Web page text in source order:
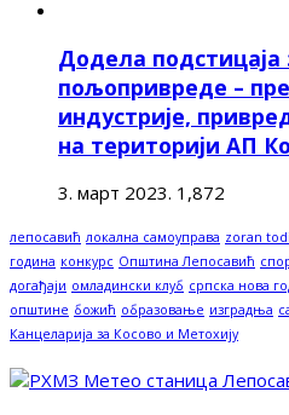
Додела подстицаја
пољопривреде –
индустрије,
на територији АП
3. март 2023. 1,872
лепосавић локална самоуправа zoran
година конкурс Општина Лепосавић
догађаји омладински клуб српска нова
општине божић образовање изградња
Канцеларија за Косово и Метохију